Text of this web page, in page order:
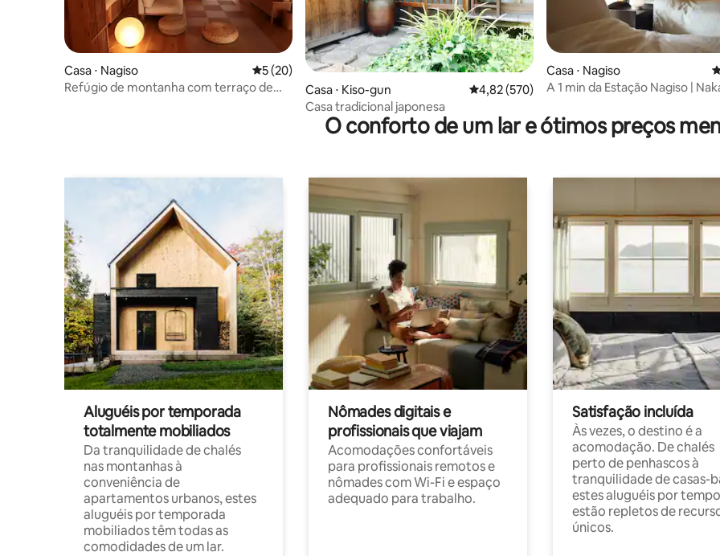
Casa ⋅ Nagiso 5 de uma avaliação média de 5, 20 avaliações
5 (20)
Refúgio de montanha com terraço de
Casa ⋅ Kiso-gun 4,82 de uma avaliação média de 5, 570
4,82 (570)
Casa tradicional japonesa
Casa ⋅ Nagiso
A 1 min da Estação Nagiso |
O conforto de um lar e ótimos preços
Aluguéis por temporada
totalmente mobiliados
Da tranquilidade de chalés
nas montanhas à
conveniência de
apartamentos urbanos, estes
aluguéis por temporada
mobiliados têm todas as
comodidades de um lar.
Nômades digitais e
profissionais que viajam
Acomodações confortáveis
para profissionais remotos e
nômades com Wi-Fi e espaço
adequado para trabalho.
Satisfação incluída
Às vezes, o destino é a
acomodação. De chalés
perto de penhascos à
tranquilidade de casas-
estes aluguéis por
estão repletos de
únicos.